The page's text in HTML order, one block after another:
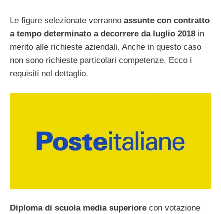
Le figure selezionate verranno assunte con contratto
a tempo determinato a decorrere da luglio 2018 in
merito alle richieste aziendali. Anche in questo caso
non sono richieste particolari competenze. Ecco i
requisiti nel dettaglio.
Diploma di scuola media superiore con votazione